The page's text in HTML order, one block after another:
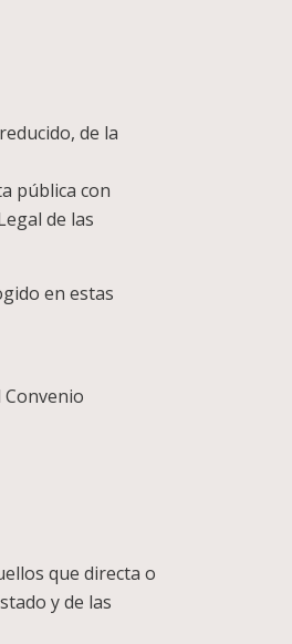
de la
pública con
de las
en estas
que directa o
y de las